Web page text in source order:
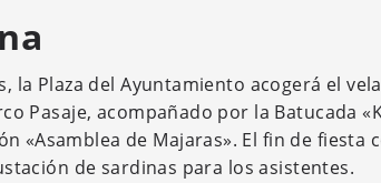
la Plaza del Ayuntamiento acogerá el
Pasaje, acompañado por la Batucada
«Asamblea de Majaras». El fin de fiesta
de sardinas para los asistentes.